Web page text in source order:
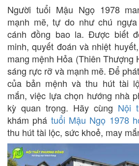
Người tuổi Mậu Ngọ 1978
mạnh mẽ, tự do như chú
cánh đồng bao la. Được biết
minh, quyết đoán và nhiệt
mang mệnh Hỏa (Thiên Thượng
sáng rực rỡ và mạnh mẽ. Để
của bản mệnh và thu hút tài
mắn, việc lựa chọn hướng nhà
kỳ quan trọng. Hãy cùng Nội
khám phá tuổi Mậu Ngọ 1978
thu hút tài lộc, sức khoẻ, may